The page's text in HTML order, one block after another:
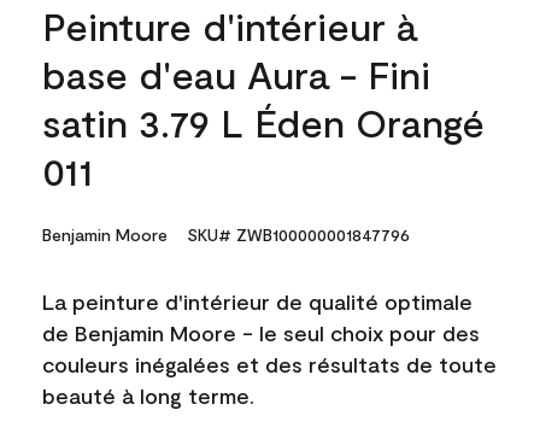
Peinture d'intérieur à
base d'eau Aura - Fini
satin 3.79 L Éden Orangé
011
Benjamin Moore SKU# ZWB100000001847796
La peinture d'intérieur de qualité optimale
de Benjamin Moore - le seul choix pour des
couleurs inégalées et des résultats de toute
beauté à long terme.